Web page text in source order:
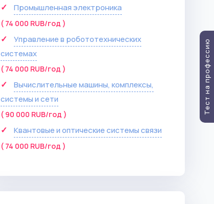
Промышленная электроника
( 74 000 RUB/год )
Управление в робототехнических
системах
( 74 000 RUB/год )
Вычислительные машины, комплексы,
системы и сети
( 90 000 RUB/год )
Квантовые и оптические системы связи
( 74 000 RUB/год )
Тест на профессию